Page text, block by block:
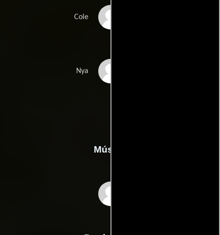
Cole
Nya
Música